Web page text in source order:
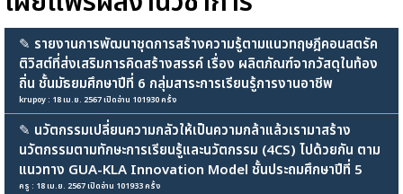
✎ รายงานการพัฒนาชุดการสร้างความรู้ตามแนวทฤษฎีคอนสตรัค
ติวิสต์ที่ส่งเสริมการคิดสร้างสรรค์ เรื่อง ผลิตภัณฑ์จากวัสดุในท้อง
ถิ่น ชั้นมัธยมศึกษาปีที่ 6 กลุ่มสาระการเรียนรู้การงานอาชีพ
krupoy : 18 เม.ย. 2567 เปิดอ่าน 101930 ครั้ง
✎ นวัตกรรมเปลี่ยนความกลัวให้เป็นความกล้าแล้วเรามาสร้าง
นวัตกรรมตามทักษะการเรียนรู้และนวัตกรรม (4CS) ไปด้วยกัน ตาม
แนวทาง GUA-KLA Innovation Model ชั้นประถมศึกษาปีที่ 5
ครู : 18 เม.ย. 2567 เปิดอ่าน 101933 ครั้ง